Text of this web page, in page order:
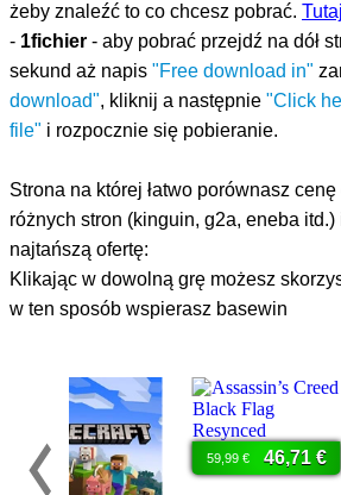
żeby znaleźć to co chcesz pobrać.
- 1fichier - aby pobrać przejdź na dół
sekund aż napis "Free download in"
download", kliknij a następnie "Click
file" i rozpocznie się pobieranie.
Strona na której łatwo porównasz
różnych stron (kinguin, g2a, eneba
najtańszą ofertę:
Klikając w dowolną grę możesz
w ten sposób wspierasz basewin